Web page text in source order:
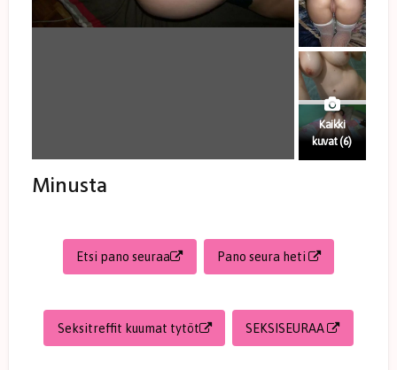
Kaikki
kuvat (6)
Minusta
Etsi pano seuraa Pano seura heti
Seksitreffit kuumat tytöt SEKSISEURAA